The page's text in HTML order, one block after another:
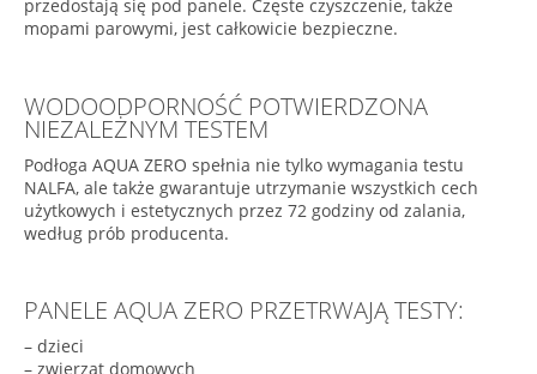
przedostają się pod panele. Częste czyszczenie, także
mopami parowymi, jest całkowicie bezpieczne.
WODOODPORNOŚĆ POTWIERDZONA
NIEZALEŻNYM TESTEM
Podłoga AQUA ZERO spełnia nie tylko wymagania testu
NALFA, ale także gwarantuje utrzymanie wszystkich cech
użytkowych i estetycznych przez 72 godziny od zalania,
według prób producenta.
PANELE AQUA ZERO PRZETRWAJĄ TESTY:
– dzieci
– zwierząt domowych